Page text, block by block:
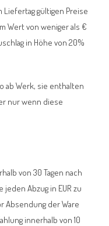
Liefertag gültigen Preise
Wert von weniger als €
in Höhe von 20%
ab Werk, sie enthalten
nur wenn diese
von 30 Tagen nach
Abzug in EUR zu
Absendung der Ware
innerhalb von 10